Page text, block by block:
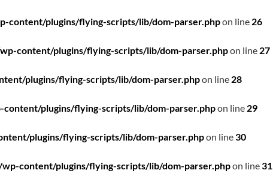
content/plugins/flying-scripts/lib/dom-parser.phpon line 26
content/plugins/flying-scripts/lib/dom-parser.phpon line 27
plugins/flying-scripts/lib/dom-parser.phpon line 28
plugins/flying-scripts/lib/dom-parser.phpon line 29
plugins/flying-scripts/lib/dom-parser.phpon line30
content/plugins/flying-scripts/lib/dom-parser.phpon line31